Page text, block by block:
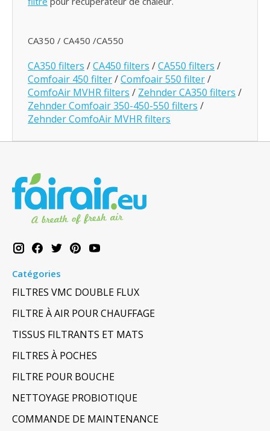
CA350 / CA450 /CA550
CA350 filters /CA450 filters /CA550 filters /
Comfoair 450 filter/Comfoair 550 filter/
ComfoAir MVHR filters / Zehnder CA350 filters /
Zehnder Comfoair 350-450-550 filters /
Zehnder ComfoAir MVHR filters
Catégories
FILTRES VMC DOUBLE FLUX
FILTRE À AIR POUR CHAUFFAGE
TISSUS FILTRANTS ET MATS
FILTRES À POCHES
FILTRE POUR BOUCHE
NETTOYAGE PROBIOTIQUE
COMMANDE DE MAINTENANCE